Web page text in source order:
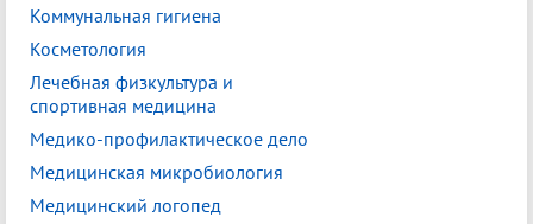
Коммунальная гигиена
Косметология
Лечебная физкультура и
спортивная медицина
Медико-профилактическое дело
Медицинская микробиология
Медицинский логопед